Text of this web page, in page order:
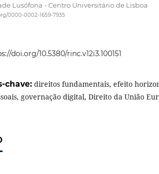
Lusófona - Centro Universitário de Lisboa
0000-0002-1659-7935
doi.org/10.5380/rinc.v12i3.100151
chave: direitos fundamentais, efeito
governação digital, Direito da União